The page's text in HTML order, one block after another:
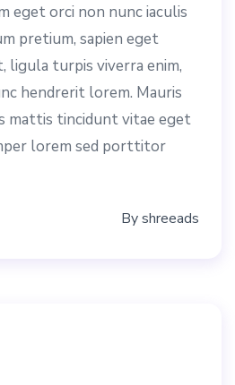
eget orci non nunc iaculis
pretium, sapien eget
ligula turpis viverra enim,
hendrerit lorem. Mauris
mattis tincidunt vitae eget
lorem sed porttitor
Byshreeads